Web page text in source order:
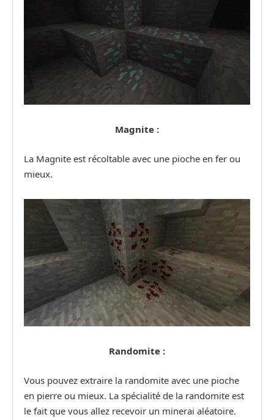
Magnite :
La Magnite est récoltable avec une pioche en fer ou
mieux.
Randomite :
Vous pouvez extraire la randomite avec une pioche
en pierre ou mieux. La spécialité de la randomite est
le fait que vous allez recevoir un minerai aléatoire.